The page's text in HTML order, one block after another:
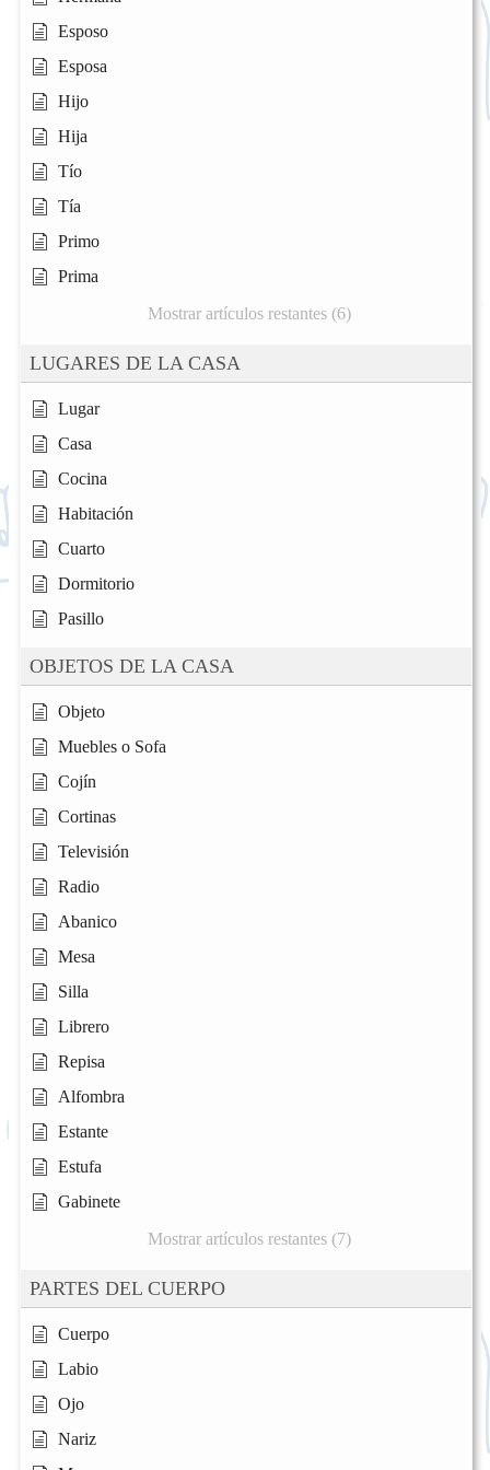
Esposo
Esposa
Hijo
Hija
Tío
Tía
Primo
Prima
Mostrar artículos restantes (6)
LUGARES DE LA CASA
Lugar
Casa
Cocina
Habitación
Cuarto
Dormitorio
Pasillo
OBJETOS DE LA CASA
Objeto
Muebles o Sofa
Cojín
Cortinas
Televisión
Radio
Abanico
Mesa
Silla
Librero
Repisa
Alfombra
Estante
Estufa
Gabinete
Mostrar artículos restantes (7)
PARTES DEL CUERPO
Cuerpo
Labio
Ojo
Nariz